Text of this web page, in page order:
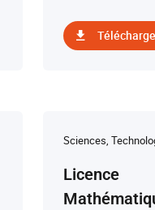
Sciences,
Licence